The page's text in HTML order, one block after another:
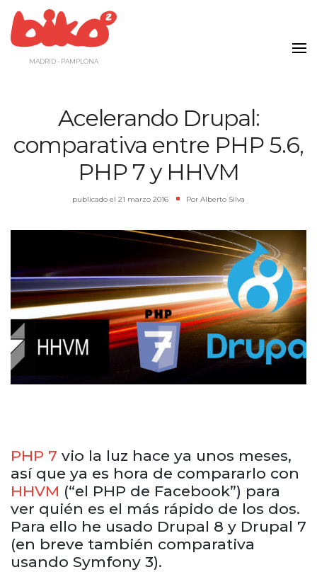
contenido
MADRID - PAMPLONA
Acelerando Drupal:
comparativa entre PHP 5.6,
PHP 7 y HHVM
publicado el 21 marzo 2016 Por Alberto Silva
PHP 7 vio la luz hace ya unos meses,
así que ya es hora de compararlo con
HHVM (“el PHP de Facebook”) para
ver quién es el más rápido de los dos.
Para ello he usado Drupal 8 y Drupal 7
(en breve también comparativa
usando Symfony 3).